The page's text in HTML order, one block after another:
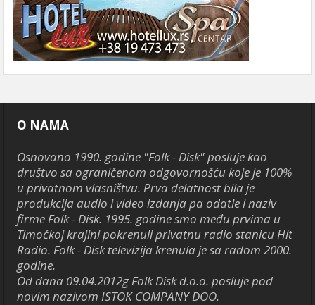
O NAMA
Osnovano 1990. godine "Folk - Disk" posluje kao
društvo sa ograničenom odgovornošću koje je 100%
u privatnom vlasništvu. Prva delatnost bila je
produkcija audio i video izdanja pa odatle i naziv
firme Folk - Disk. 1995. godine smo među prvima u
Timočkoj krajini pokrenuli privatnu radio stanicu Hit
Radio. Folk - Disk televizija krenula je sa radom 2000.
godine.
Od dana 09.04.2012g Folk Disk d.o.o. posluje pod
novim nazivom ISTOK COMPANY DOO.